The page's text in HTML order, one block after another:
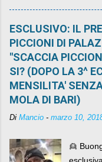
ESCLUSIVO: IL
PICCIONI DI
"SCACCIA
SI? (DOPO LA 3^
MENSILITA'
MOLA DI BARI)
Di Mancio - marzo 10,
👱